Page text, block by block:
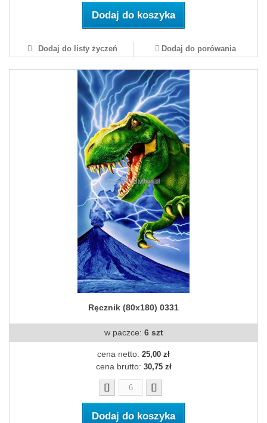
Dodaj do koszyka
Dodaj do listy życzeń Dodaj do porówania
Ręcznik (80x180) 0331
w paczce: 6 szt
cena netto: 25,00 zł
cena brutto: 30,75 zł
Dodaj do koszyka